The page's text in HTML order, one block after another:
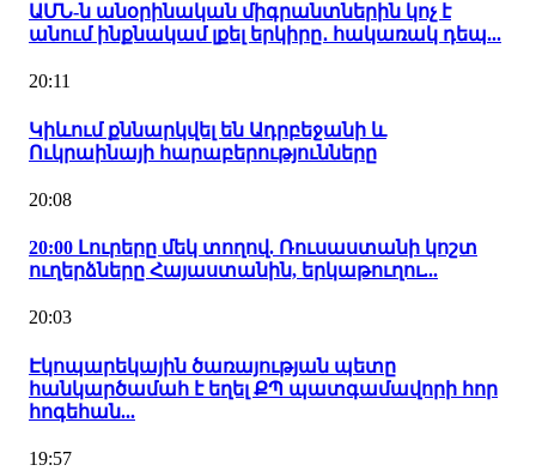
ԱՄՆ-ն անօրինական միգրանտներին կոչ է
անում ինքնակամ լքել երկիրը․ հակառակ դեպ...
20:11
Կիևում քննարկվել են Ադրբեջանի և
Ուկրաինայի հարաբերությունները
20:08
20:00 Լուրերը մեկ տողով. Ռուսաստանի կոշտ
ուղերձները Հայաստանին, երկաթուղու...
20:03
Էկոպարեկային ծառայության պետը
հանկարծամահ է եղել ՔՊ պատգամավորի հոր
հոգեհան...
19:57